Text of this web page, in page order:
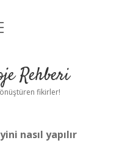
Rehberi
fikirler!
nasıl yapılır